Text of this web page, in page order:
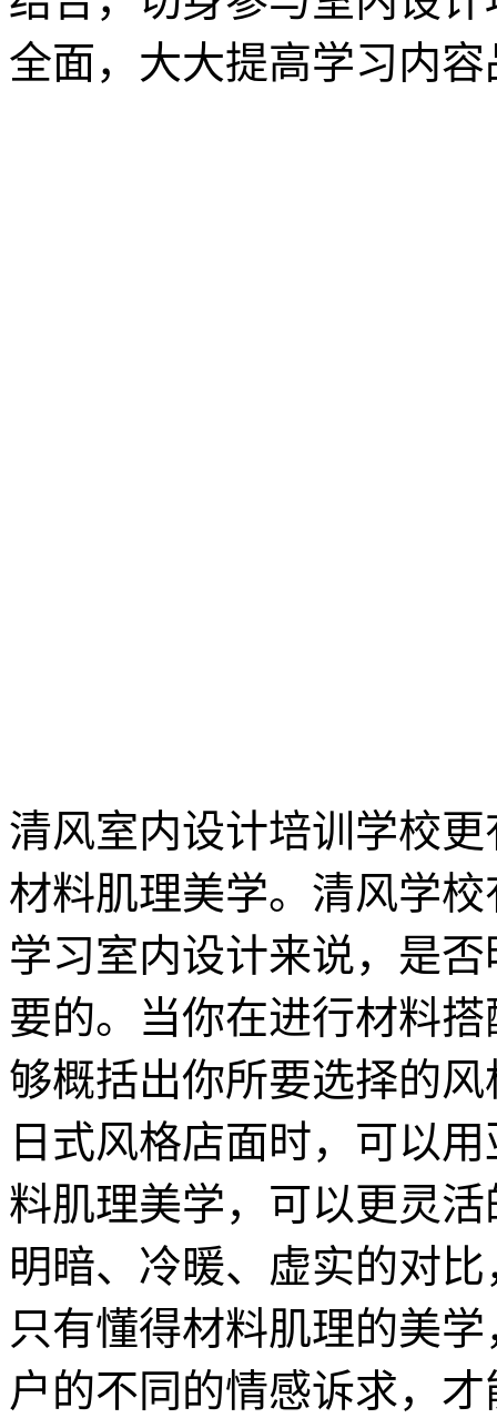
全面，大大提高学习内
清风室内设计培训学校
材料肌理美学。清风学
学习室内设计来说，是
要的。当你在进行材料
够概括出你所要选择的
日式风格店面时，可以
料肌理美学，可以更灵
明暗、冷暖、虚实的对
只有懂得材料肌理的美
户的不同的情感诉求，